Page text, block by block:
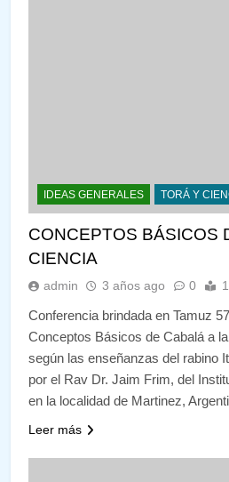
IDEAS GENERALES TORÁ Y
CONCEPTOS BÁSICOS
CIENCIA
admin 3 años ago 0
Conferencia brindada en Tamuz
Conceptos Básicos de Cabalá a
según las enseñanzas del rabino
por el Rav Dr. Jaim Frim, del
en la localidad de Martinez,
Leer más